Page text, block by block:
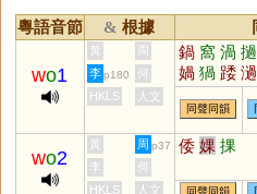
粵語音節 & 根據
wo1
黃 周 鍋 窩 渦 撾
媧 猧 踒 濄
李 p180
何
HKLS
人文
同聲同韻
wo2
黃 周 p37 倭 婐 捰
李
何
HKLS
人文